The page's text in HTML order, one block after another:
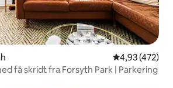
4,93 ud af 5 i
4,93 (472)
få skridt fra Forsyth Park | Parkering